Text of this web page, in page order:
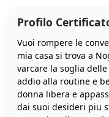
Profilo
Vuoi rompere le
mia casa si trova a
varcare la soglia
addio alla routine e
donna libera e
dai suoi desideri piu